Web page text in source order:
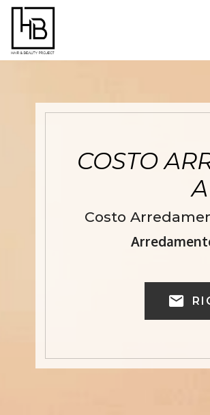
COSTO
Costo